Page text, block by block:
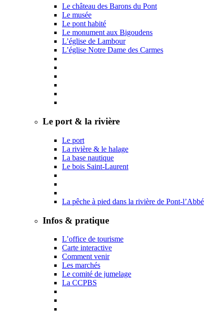
Le château des Barons du Pont
Le musée
Le pont habité
Le monument aux Bigoudens
L’église de Lambour
L’église Notre Dame des Carmes
Le port & la rivière
Le port
La rivière & le halage
La base nautique
Le bois Saint-Laurent
La pêche à pied dans la rivière de Pont-l’Abbé
Infos & pratique
L’office de tourisme
Carte interactive
Comment venir
Les marchés
Le comité de jumelage
La CCPBS